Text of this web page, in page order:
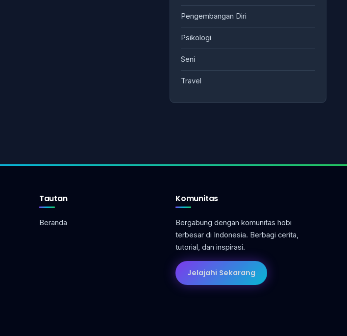
Pengembangan Diri
Psikologi
Seni
Travel
Tautan
Beranda
Komunitas
Bergabung dengan komunitas hobi
terbesar di Indonesia. Berbagi cerita,
tutorial, dan inspirasi.
Jelajahi Sekarang